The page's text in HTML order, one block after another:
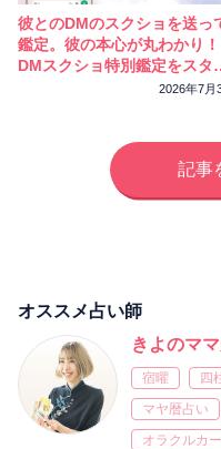
彼とのDMのスクショを送っ
鑑定。彼の本心が丸わかり！
DMスクショ特別鑑定をスタ
2026年7月
記事
オススメ占い師
きよのマ
宿曜 四
マヤ暦占い
オラクルカ